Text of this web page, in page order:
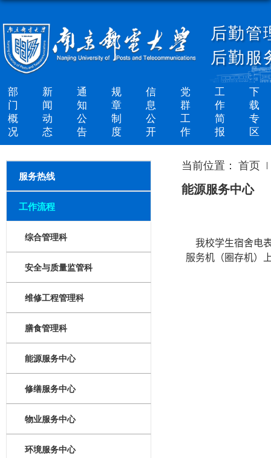
后勤管
后勤服
部
门
概
况
新
闻
动
态
通
知
公
告
规
章
制
度
信
息
公
开
党
群
工
作
工
作
简
报
下
载
专
区
服务热线
工作流程
综合管理科
安全与质量监管科
维修工程管理科
膳食管理科
能源服务中心
修缮服务中心
物业服务中心
环境服务中心
当前位置： 首页
能源服务中心
我校学生宿舍电
服务机（圈存机）